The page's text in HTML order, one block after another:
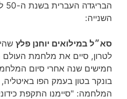
השנייה:
סא״ל במילואים יוחנן פלץ
לטרון, סיים את מלחמת העולם
חמישים שנה אחרי סיום
בונקר בטון בעמק הפו
המלחמה: "סיימנו התקפת